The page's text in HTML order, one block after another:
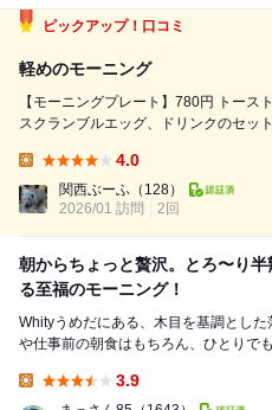
ピックアップ！口コミ
軽めのモーニング
【モーニングプレート】780円 トーストかクロワッサン、サラダ、ハム、
スクランブルエッグ、ドリンクのセット。 ・クロワッサン こんがり
るドレッシングがかかっている。生ハ
たいな感じ...
4.0
関西ぶーふ （128）
2026/01 訪問
2回
朝からちょっと贅沢。とろ〜り
る至福のモーニング！
Whityうめだにある、木目を基調とした落ち
や仕事前の朝食はもちろん、ひとりで
3.9